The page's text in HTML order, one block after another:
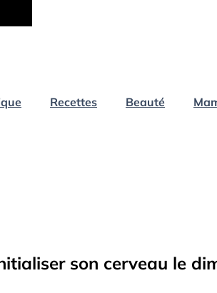
Recettes Beauté
son cerveau le